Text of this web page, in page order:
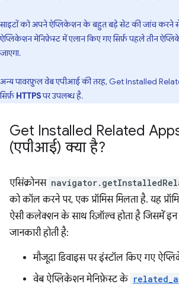
साइटों को अपने ऐप्लिकेशन के बहुत बड़े सेट की जांच करने
ऐप्लिकेशन मेनिफ़ेस्ट में एलान किए गए सिर्फ़ पहले तीन
जाएगा.
अन्य पावरफ़ुल वेब एपीआई की तरह, Get Installed
सिर्फ़ HTTPSपर उपलब्ध है.
Get Installed Related
(एपीआई) क्या है?
एसिंक्रोनस
को कॉल करने पर, एक प्रॉमिस मिलता है. यह
ऐसी कलेक्शन के साथ रिज़ॉल्व होता है जिसमें
जानकारी होती है:
मौजूदा डिवाइस पर इंस्टॉल किए गए
वेब ऐप्लिकेशन मेनिफ़ेस्ट के